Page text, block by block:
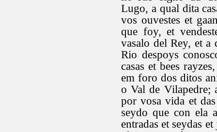
Lugo, a qual dita
vos ouvestes et
que foy, et
vasalo del Rey, et a
Rio despoys
casas et bees
em foro dos ditos
o Val de Vilapedre;
por vosa vida et
seydo que con ela
entradas et seydas